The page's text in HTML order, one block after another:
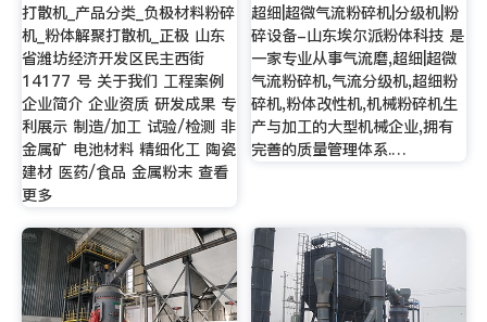
打散机_产品分类_负极材料粉碎
机_粉体解聚打散机_正极 山东
省潍坊经济开发区民主西街
14177 号 关于我们 工程案例
企业简介 企业资质 研发成果 专
利展示 制造/加工 试验/检测 非
金属矿 电池材料 精细化工 陶瓷
建材 医药/食品 金属粉末 查看
更多
超细|超微气流粉碎机|分级机|粉
碎设备-山东埃尔派粉体科技 是
一家专业从事气流磨,超细|超微
气流粉碎机,气流分级机,超细粉
碎机,粉体改性机,机械粉碎机生
产与加工的大型机械企业,拥有
完善的质量管理体系.…